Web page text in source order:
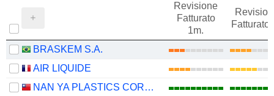
Revisione
Fatturato
1m.
Fatturato
BRASKEM S.A.
AIR LIQUIDE
NAN YA PLASTICS CORPORATION